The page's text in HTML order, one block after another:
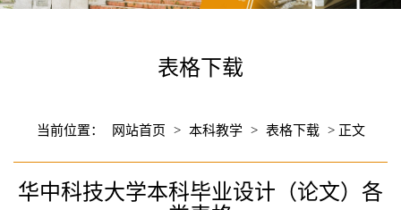
表格下载
当前位置： 网站首页 > 本科教学 > 表格下载 > 正文
华中科技大学本科毕业设计（论文）各